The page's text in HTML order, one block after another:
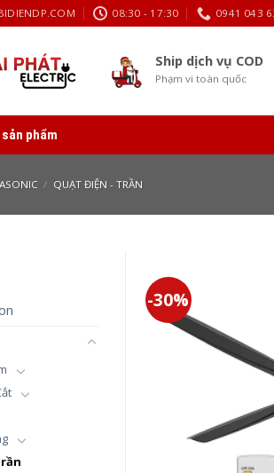
08:30 - 17:30 0941 043
Ship dịch vụ COD
Phạm vi toàn quốc
phẩm
/ QUẠT ĐIỆN - TRẦN
-30%